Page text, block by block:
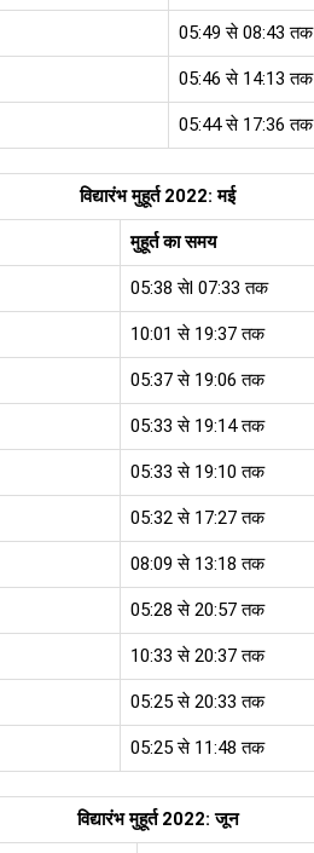
05:49 से 08:43 तक
05:46 से 14:13 तक
05:44 से 17:36 तक
विद्यारंभ मुहूर्त 2022: मई
मुहूर्त का समय
05:38 सेl 07:33 तक
10:01 से 19:37 तक
05:37 से 19:06 तक
05:33 से 19:14 तक
05:33 से 19:10 तक
05:32 से 17:27 तक
08:09 से 13:18 तक
05:28 से 20:57 तक
10:33 से 20:37 तक
05:25 से 20:33 तक
05:25 से 11:48 तक
विद्यारंभ मुहूर्त 2022: जून